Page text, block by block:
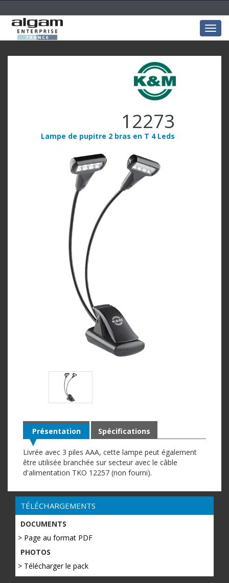
12273
Lampe de pupitre 2 bras en T 4 Leds
Présentation
Livrée avec 3 piles AAA, cette lampe peut également
être utilisée branchée sur secteur avec le câble
d'alimentation TKO 12257 (non fourni).
Spécifications
TÉLÉCHARGEMENTS
DOCUMENTS
> Page au format PDF
PHOTOS
> Télécharger le pack